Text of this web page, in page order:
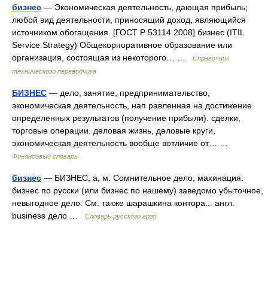
бизнес — Экономическая деятельность, дающая прибыль;
любой вид деятельности, приносящий доход, являющийся
источником обогащения. [ГОСТ Р 53114 2008] бизнес (ITIL
Service Strategy) Общекорпоративное образование или
организация, состоящая из некоторого… …
Справочник
технического переводчика
БИЗНЕС — дело, занятие, предпринимательство,
экономическая деятельность, нап равленная на достижение
определенных результатов (получение прибыли). сделки,
торговые операции. деловая жизнь, деловые круги,
экономическая деятельность вообще вотличие от… …
Финансовый словарь
бизнес — БИЗНЕС, а, м. Сомнительное дело, махинация.
бизнес по русски (или бизнес по нашему) заведомо убыточное,
невыгодное дело. См. также шарашкина контора... англ.
business дело …
Словарь русского арго